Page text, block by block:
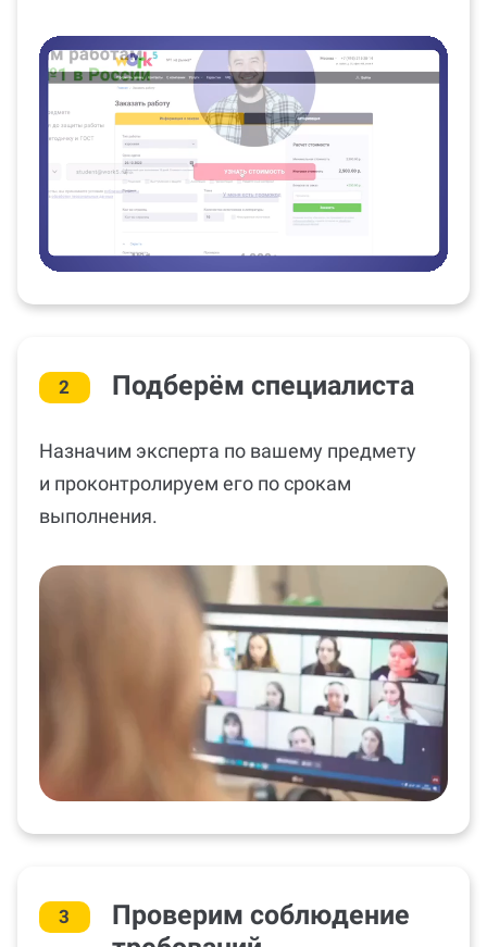
2 Подберём специалиста
Назначим эксперта по вашему предмету
и проконтролируем его по срокам
выполнения.
3
Проверим соблюдение